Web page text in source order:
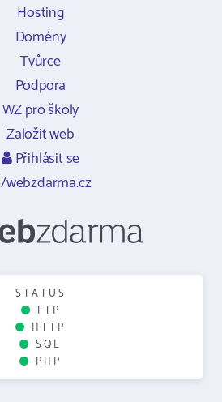
Hosting
Domény
Tvůrce
Podpora
WZ pro školy
Založit web
Přihlásit se
/webzdarma.cz
STATUS
FTP
HTTP
SQL
PHP